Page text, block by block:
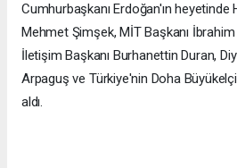
Cumhurbaşkanı Erdoğan'ın heyetinde
Mehmet Şimşek, MİT Başkanı İbrahim
İletişim Başkanı Burhanettin Duran,
Arpaguş ve Türkiye'nin Doha
aldı.